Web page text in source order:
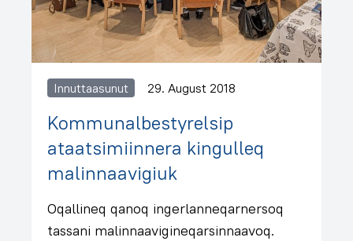
Innuttaasunut 29. August 2018
Kommunalbestyrelsip
ataatsimiinnera kingulleq
malinnaavigiuk
Oqallineq qanoq ingerlanneqarnersoq
tassani malinnaavigineqarsinnaavoq.